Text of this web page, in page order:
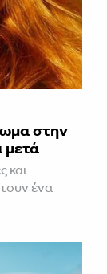
στην
μετά
και
ένα